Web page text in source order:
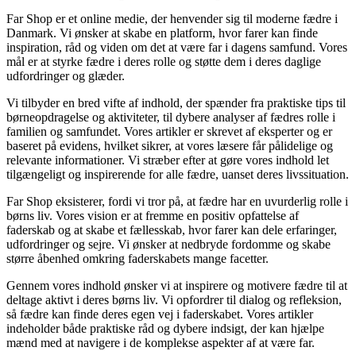
Far Shop er et online medie, der henvender sig til moderne fædre i
Danmark. Vi ønsker at skabe en platform, hvor farer kan finde
inspiration, råd og viden om det at være far i dagens samfund. Vores
mål er at styrke fædre i deres rolle og støtte dem i deres daglige
udfordringer og glæder.
Vi tilbyder en bred vifte af indhold, der spænder fra praktiske tips til
børneopdragelse og aktiviteter, til dybere analyser af fædres rolle i
familien og samfundet. Vores artikler er skrevet af eksperter og er
baseret på evidens, hvilket sikrer, at vores læsere får pålidelige og
relevante informationer. Vi stræber efter at gøre vores indhold let
tilgængeligt og inspirerende for alle fædre, uanset deres livssituation.
Far Shop eksisterer, fordi vi tror på, at fædre har en uvurderlig rolle i
børns liv. Vores vision er at fremme en positiv opfattelse af
faderskab og at skabe et fællesskab, hvor farer kan dele erfaringer,
udfordringer og sejre. Vi ønsker at nedbryde fordomme og skabe
større åbenhed omkring faderskabets mange facetter.
Gennem vores indhold ønsker vi at inspirere og motivere fædre til at
deltage aktivt i deres børns liv. Vi opfordrer til dialog og refleksion,
så fædre kan finde deres egen vej i faderskabet. Vores artikler
indeholder både praktiske råd og dybere indsigt, der kan hjælpe
mænd med at navigere i de komplekse aspekter af at være far.